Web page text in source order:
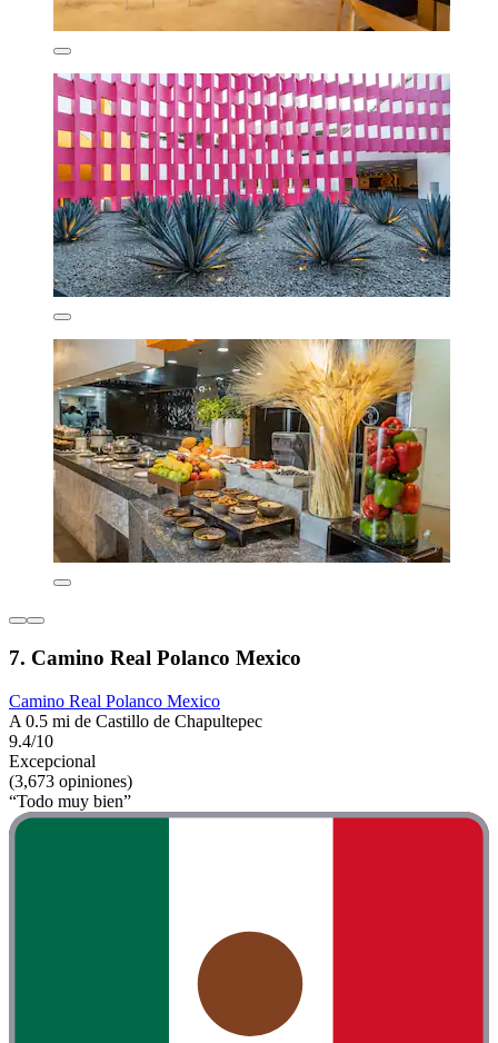
7. Camino Real Polanco Mexico
Camino Real Polanco Mexico
A 0.5 mi de Castillo de Chapultepec
9.4/10
Excepcional
(3,673 opiniones)
“Todo muy bien”